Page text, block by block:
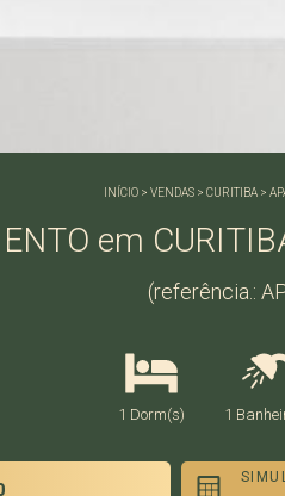
INÍCIO> VENDAS> CURITIBA>
em
(referência.:
1 Dorm(s) 1